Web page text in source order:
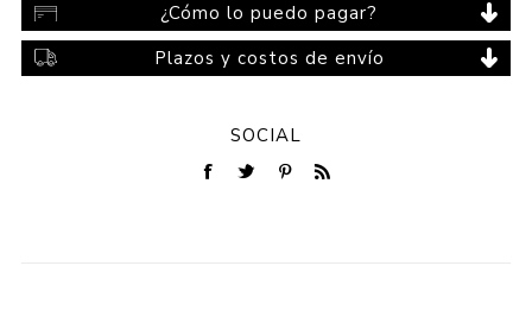
¿Cómo lo puedo pagar?
Plazos y costos de envío
SOCIAL